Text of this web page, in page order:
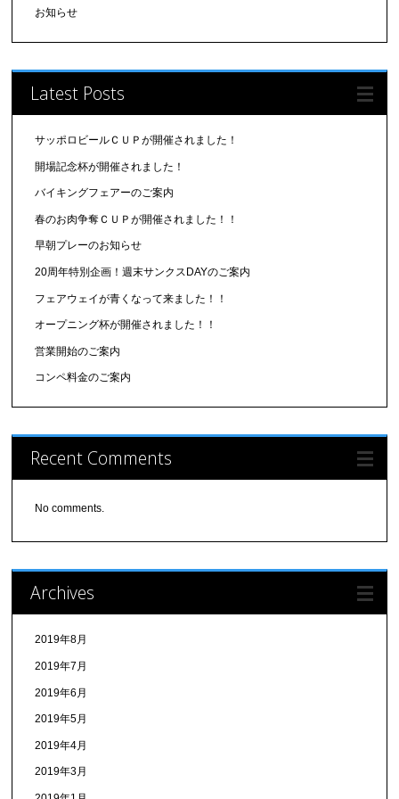
お知らせ
Latest Posts
サッポロビールＣＵＰが開催されました！
開場記念杯が開催されました！
バイキングフェアーのご案内
春のお肉争奪ＣＵＰが開催されました！！
早朝プレーのお知らせ
20周年特別企画！週末サンクスDAYのご案内
フェアウェイが青くなって来ました！！
オープニング杯が開催されました！！
営業開始のご案内
コンペ料金のご案内
Recent Comments
No comments.
Archives
2019年8月
2019年7月
2019年6月
2019年5月
2019年4月
2019年3月